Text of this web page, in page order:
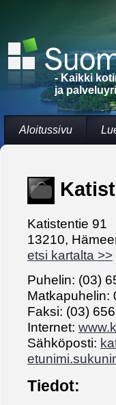
- Kaikki
ja
Aloitussivu
Katistentie 91
13210,
etsi kartalta >>
Puhelin: (03)
Matkapuhelin:
Faksi: (03)
Internet:
Sähköposti:
Tiedot: